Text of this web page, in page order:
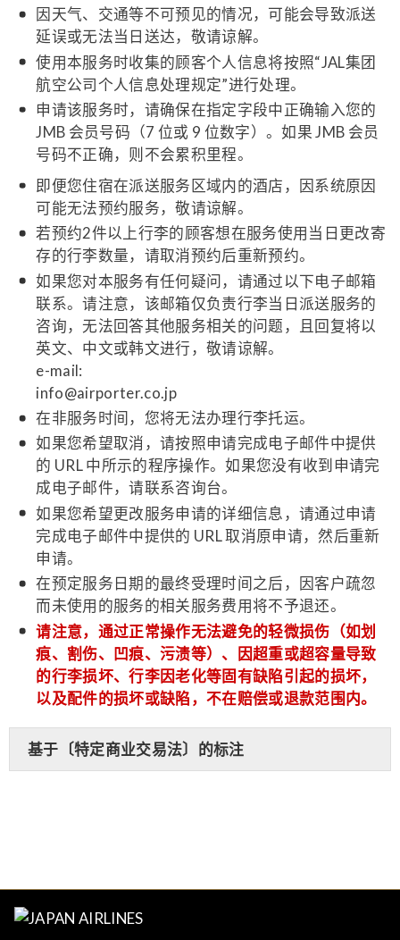
因天气、交通等不可预见的情况，可能会导致派送
延误或无法当日送达，敬请谅解。
使用本服务时收集的顾客个人信息将按照“JAL集团
航空公司个人信息处理规定”进行处理。
申请该服务时，请确保在指定字段中正确输入您的
JMB 会员号码（7 位或 9 位数字）。如果 JMB 会员
号码不正确，则不会累积里程。
即便您住宿在派送服务区域内的酒店，因系统原因
可能无法预约服务，敬请谅解。
若预约2件以上行李的顾客想在服务使用当日更改寄
存的行李数量，请取消预约后重新预约。
如果您对本服务有任何疑问，请通过以下电子邮箱
联系。请注意，该邮箱仅负责行李当日派送服务的
咨询，无法回答其他服务相关的问题，且回复将以
英文、中文或韩文进行，敬请谅解。
e-mail:
info@airporter.co.jp
在非服务时间，您将无法办理行李托运。
如果您希望取消，请按照申请完成电子邮件中提供
的 URL 中所示的程序操作。如果您没有收到申请完
成电子邮件，请联系咨询台。
如果您希望更改服务申请的详细信息，请通过申请
完成电子邮件中提供的 URL 取消原申请，然后重新
申请。
在预定服务日期的最终受理时间之后，因客户疏忽
而未使用的服务的相关服务费用将不予退还。
请注意，通过正常操作无法避免的轻微损伤（如划
痕、割伤、凹痕、污渍等）、因超重或超容量导致
的行李损坏、行李因老化等固有缺陷引起的损坏，
以及配件的损坏或缺陷，不在赔偿或退款范围内。
基于〔特定商业交易法〕的标注